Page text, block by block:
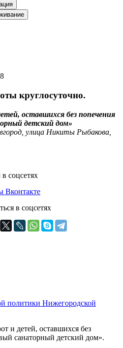
круглосуточно.
оставшихся без попечения
детский дом»
улица Никиты Рыбакова,
соцсетях
в соцсетях
и детей, оставшихся без
санаторный детский дом».